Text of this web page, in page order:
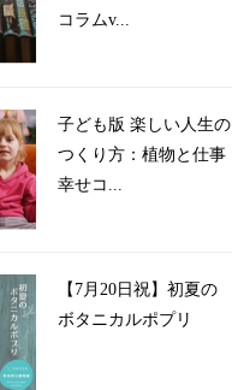
コラムv...
子ども版 楽しい人生の
つくり方：植物と仕事
幸せコ...
【7月20日祝】初夏の
ボタニカルポプリ